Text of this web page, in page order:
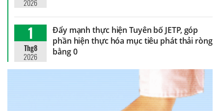
2026
1
Thg8
2026
Đẩy mạnh thực hiện Tuyên bố JETP, góp
phần hiện thực hóa mục tiêu phát thải ròng
bằng 0